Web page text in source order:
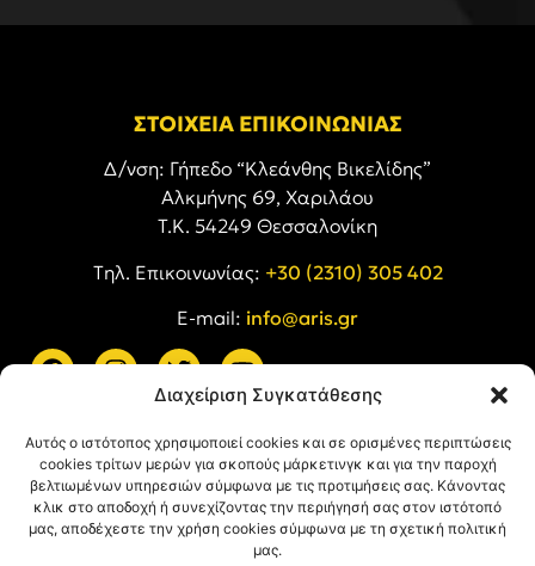
Διαχείριση Συγκατάθεσης
Αυτός ο ιστότοπος χρησιμοποιεί cookies και σε ορισμένες περιπτώσεις
cookies τρίτων μερών για σκοπούς μάρκετινγκ και για την παροχή
βελτιωμένων υπηρεσιών σύμφωνα με τις προτιμήσεις σας. Κάνοντας
κλικ στο αποδοχή ή συνεχίζοντας την περιήγησή σας στον ιστότοπό
μας, αποδέχεστε την χρήση cookies σύμφωνα με τη σχετική πολιτική
μας.
ΣΤΟΙΧΕΙΑ ΕΠΙΚΟΙΝΩΝΙΑΣ
Δ/νση: Γήπεδο “Κλεάνθης Βικελίδης”
Αλκμήνης 69, Χαριλάου
Τ.Κ. 54249 Θεσσαλονίκη
Tηλ. Επικοινωνίας: +30 (2310) 305 402
E-mail: info@aris.gr